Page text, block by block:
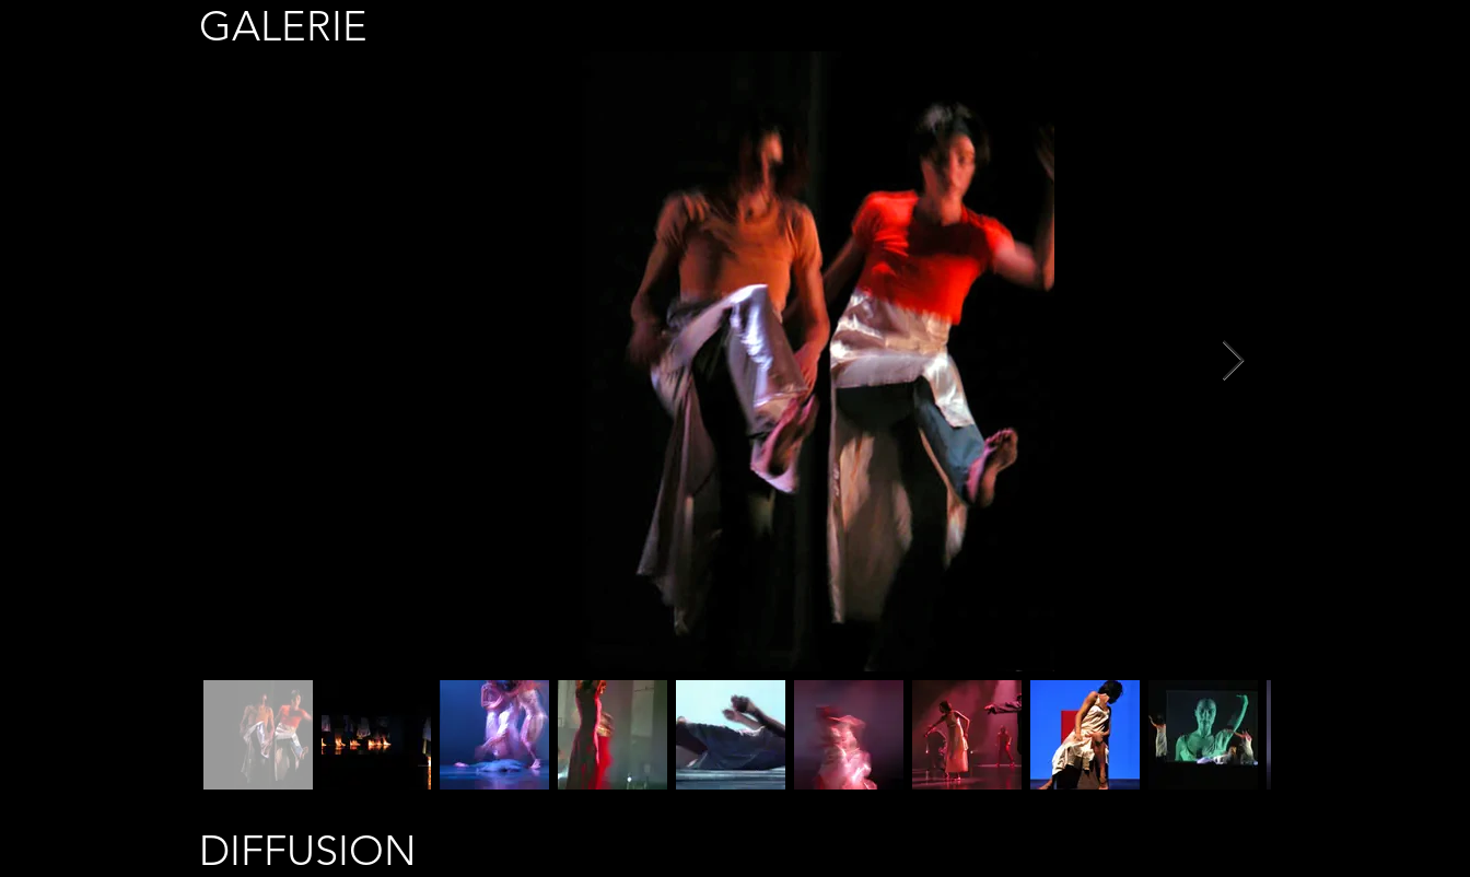
GALERIE
DIFFUSION